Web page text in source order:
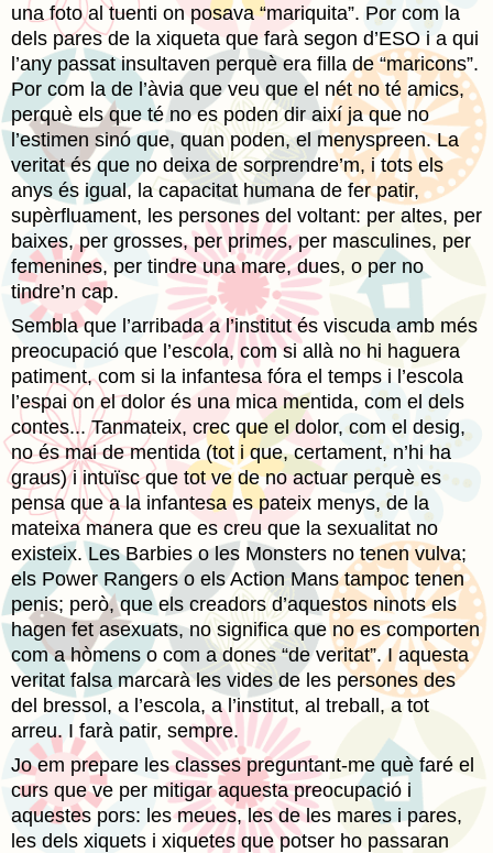
una foto al tuenti on posava “mariquita”. Por com la
dels pares de la xiqueta que farà segon d’ESO i a qui
l’any passat insultaven perquè era filla de “maricons”.
Por com la de l’àvia que veu que el nét no té amics,
perquè els que té no es poden dir així ja que no
l’estimen sinó que, quan poden, el menyspreen. La
veritat és que no deixa de sorprendre’m, i tots els
anys és igual, la capacitat humana de fer patir,
supèrfluament, les persones del voltant: per altes, per
baixes, per grosses, per primes, per masculines, per
femenines, per tindre una mare, dues, o per no
tindre’n cap.
Sembla que l’arribada a l’institut és viscuda amb més
preocupació que l’escola, com si allà no hi haguera
patiment, com si la infantesa fóra el temps i l’escola
l’espai on el dolor és una mica mentida, com el dels
contes... Tanmateix, crec que el dolor, com el desig,
no és mai de mentida (tot i que, certament, n’hi ha
graus) i intuïsc que tot ve de no actuar perquè es
pensa que a la infantesa es pateix menys, de la
mateixa manera que es creu que la sexualitat no
existeix. Les Barbies o les Monsters no tenen vulva;
els Power Rangers o els Action Mans tampoc tenen
penis; però, que els creadors d’aquestos ninots els
hagen fet asexuats, no significa que no es comporten
com a hòmens o com a dones “de veritat”. I aquesta
veritat falsa marcarà les vides de les persones des
del bressol, a l’escola, a l’institut, al treball, a tot
arreu. I farà patir, sempre.
Jo em prepare les classes preguntant-me què faré el
curs que ve per mitigar aquesta preocupació i
aquestes pors: les meues, les de les mares i pares,
les dels xiquets i xiquetes que potser ho passaran